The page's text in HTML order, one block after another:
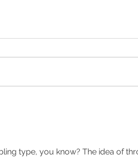
type, you know? The idea of